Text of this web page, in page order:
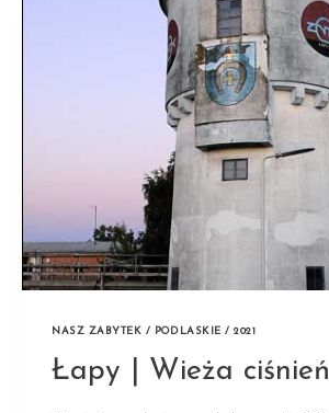
NASZ ZABYTEK / PODLASKIE / 2021
Łapy | Wieża ciśnień